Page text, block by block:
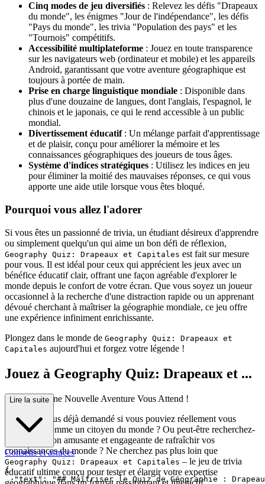
Cinq modes de jeu diversifiés : Relevez les défis "Drapeaux
du monde", les énigmes "Jour de l'indépendance", les défis
"Pays du monde", les trivia "Population des pays" et les
"Tournois" compétitifs.
Accessibilité multiplateforme : Jouez en toute transparence
sur les navigateurs web (ordinateur et mobile) et les appareils
Android, garantissant que votre aventure géographique est
toujours à portée de main.
Prise en charge linguistique mondiale : Disponible dans
plus d'une douzaine de langues, dont l'anglais, l'espagnol, le
chinois et le japonais, ce qui le rend accessible à un public
mondial.
Divertissement éducatif: Un mélange parfait d'apprentissage
et de plaisir, conçu pour améliorer la mémoire et les
connaissances géographiques des joueurs de tous âges.
Système d'indices stratégiques : Utilisez les indices en jeu
pour éliminer la moitié des mauvaises réponses, ce qui vous
apporte une aide utile lorsque vous êtes bloqué.
Pourquoi vous allez l'adorer
Si vous êtes un passionné de trivia, un étudiant désireux d'apprendre
ou simplement quelqu'un qui aime un bon défi de réflexion,
Geography Quiz: Drapeaux et Capitales est fait sur mesure
pour vous. Il est idéal pour ceux qui apprécient les jeux avec un
bénéfice éducatif clair, offrant une façon agréable d'explorer le
monde depuis le confort de votre écran. Que vous soyez un joueur
occasionnel à la recherche d'une distraction rapide ou un apprenant
dévoué cherchant à maîtriser la géographie mondiale, ce jeu offre
une expérience infiniment enrichissante.
Plongez dans le monde de Geography Quiz: Drapeaux et
Capitales aujourd'hui et forgez votre légende !
Jouez à Geography Quiz: Drapeaux et ...
Capitales : Une Nouvelle Aventure Vous Attend !
Vous êtes-vous déjà demandé si vous pouviez réellement vous
considérer comme un citoyen du monde ? Ou peut-être recherchez-
vous une façon amusante et engageante de rafraîchir vos
connaissances du monde ? Ne cherchez pas plus loin que
Geography Quiz: Drapeaux et Capitales – le jeu de trivia
éducatif ultime conçu pour tester et élargir votre expertise
Lire la suite
Conseils et astuces
{
"text": "## Maîtriser le Quiz de Géographie :